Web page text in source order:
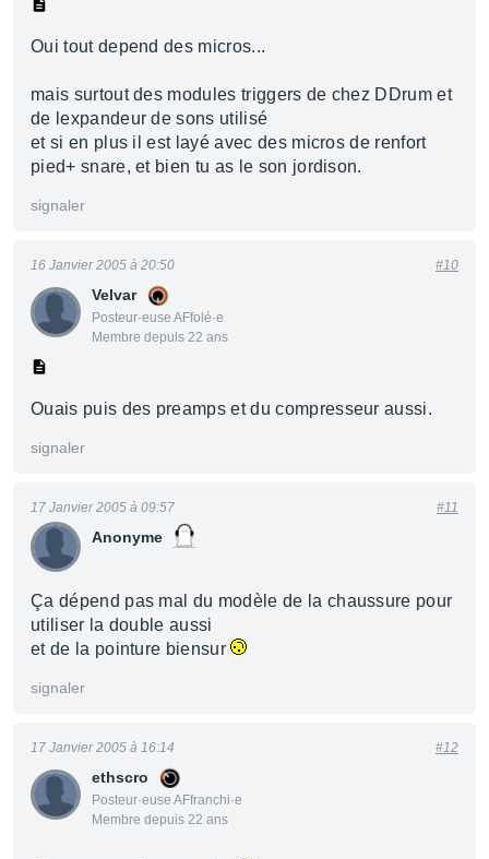
Oui tout depend des micros...
mais surtout des modules triggers de chez DDrum et
de lexpandeur de sons utilisé
et si en plus il est layé avec des micros de renfort
pied+ snare, et bien tu as le son jordison.
signaler
Velvar
Posteur·euse AFfolé·e
Membre depuis 22 ans
16 Janvier 2005 à 20:50 #10
Ouais puis des preamps et du compresseur aussi.
signaler
Anonyme
17 Janvier 2005 à 09:57 #11
Ça dépend pas mal du modèle de la chaussure pour
utiliser la double aussi
et de la pointure biensur
signaler
ethscro
Posteur·euse AFfranchi·e
Membre depuis 22 ans
17 Janvier 2005 à 16:14 #12